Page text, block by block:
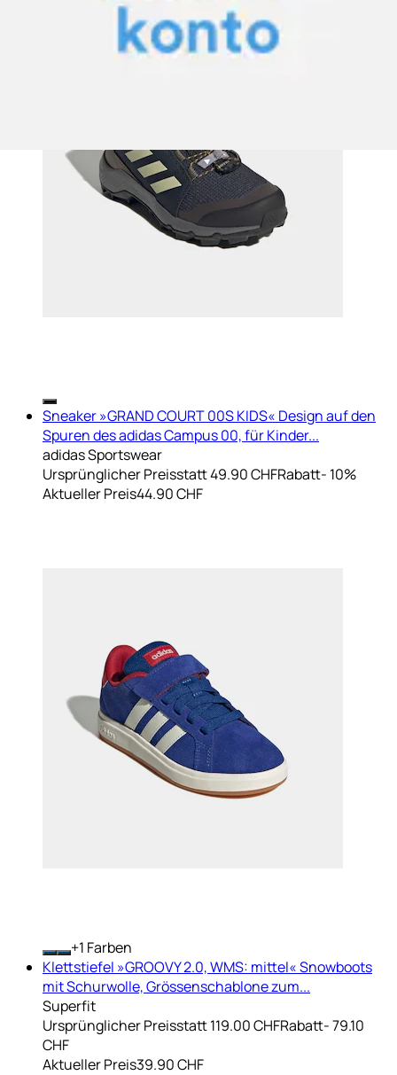
Sneaker »GRAND COURT 00S KIDS« Design auf den
Spuren des adidas Campus 00, für Kinder...
adidas Sportswear
Ursprünglicher Preisstatt 49.90 CHFRabatt- 10%
Aktueller Preis44.90 CHF
+ Farben
Klettstiefel »GROOVY 2.0, WMS: mittel« Snowboots
mit Schurwolle, Grössenschablone zum...
Superfit
Ursprünglicher Preisstatt 119.00 CHFRabatt- 79.10
CHF
Aktueller Preis39.90 CHF